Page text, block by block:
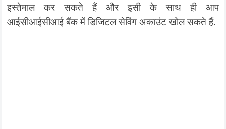
इस्तेमाल कर सकते हैं और इसी के साथ ही आप
आईसीआईसीआई बैंक में डिजिटल सेविंग अकाउंट खोल सकते हैं.